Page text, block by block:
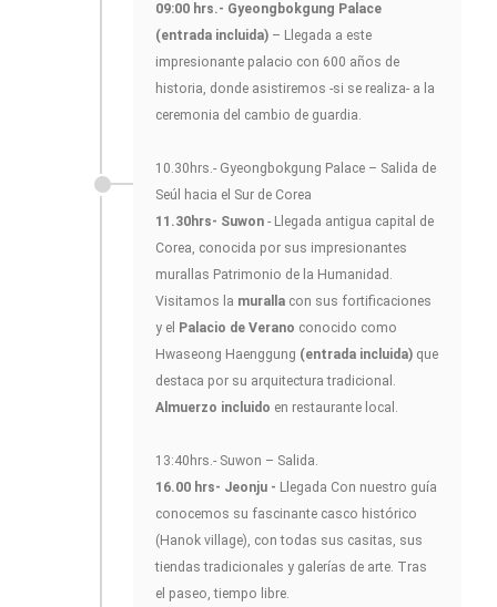
09:00 hrs.- Gyeongbokgung Palace
(entrada incluida) – Llegada a este
impresionante palacio con 600 años de
historia, donde asistiremos -si se realiza- a la
ceremonia del cambio de guardia.
10.30hrs.- Gyeongbokgung Palace – Salida de
Seúl hacia el Sur de Corea
11.30hrs- Suwon - Llegada antigua capital de
Corea, conocida por sus impresionantes
murallas Patrimonio de la Humanidad.
Visitamos la muralla con sus fortificaciones
y el Palacio de Verano conocido como
Hwaseong Haenggung (entrada incluida) que
destaca por su arquitectura tradicional.
Almuerzo incluido en restaurante local.
13:40hrs.- Suwon – Salida.
16.00 hrs- Jeonju - Llegada Con nuestro guía
conocemos su fascinante casco histórico
(Hanok village), con todas sus casitas, sus
tiendas tradicionales y galerías de arte. Tras
el paseo, tiempo libre.